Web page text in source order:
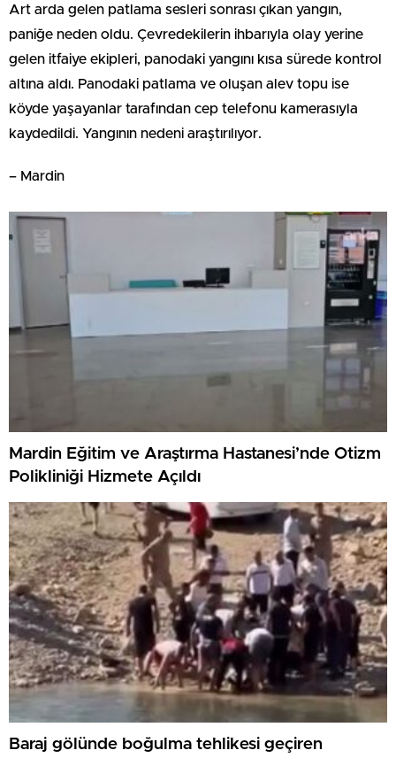
Art arda gelen patlama sesleri sonrası çıkan yangın,
paniğe neden oldu. Çevredekilerin ihbarıyla olay yerine
gelen itfaiye ekipleri, panodaki yangını kısa sürede kontrol
altına aldı. Panodaki patlama ve oluşan alev topu ise
köyde yaşayanlar tarafından cep telefonu kamerasıyla
kaydedildi. Yangının nedeni araştırılıyor.
– Mardin
Mardin Eğitim ve Araştırma Hastanesi’nde Otizm
Polikliniği Hizmete Açıldı
Baraj gölünde boğulma tehlikesi geçiren